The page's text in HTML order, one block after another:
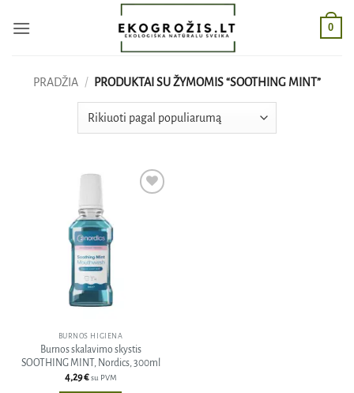
0
PRADŽIA / PRODUKTAI SU ŽYMOMIS “SOOTHING MINT”
BURNOS HIGIENA
Burnos skalavimo skystis
SOOTHING MINT, Nordics, 300ml
4,29€ su PVM